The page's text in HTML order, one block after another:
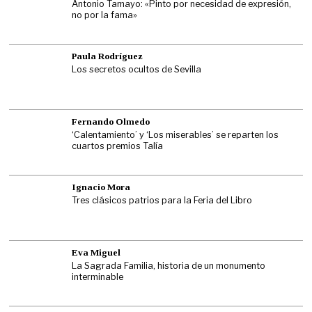
Antonio Tamayo: «Pinto por necesidad de expresión,
no por la fama»
Paula Rodríguez
Los secretos ocultos de Sevilla
Fernando Olmedo
‘Calentamiento’ y ‘Los miserables’ se reparten los
cuartos premios Talía
Ignacio Mora
Tres clásicos patrios para la Feria del Libro
Eva Miguel
La Sagrada Familia, historia de un monumento
interminable